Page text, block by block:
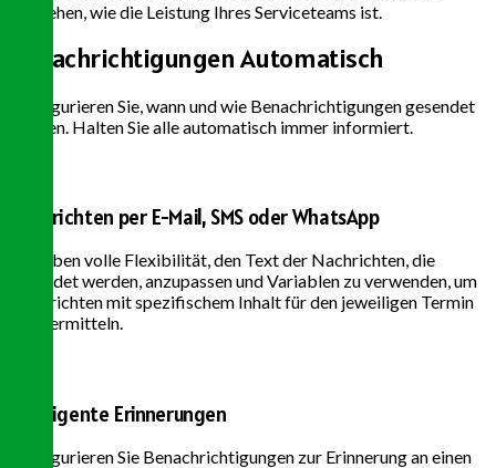
verstehen, wie die Leistung Ihres Serviceteams ist.
BenachrichtigungenAutomatisch
Konfigurieren Sie, wann und wie Benachrichtigungen gesendet
werden. Halten Sie alle automatisch immer informiert.
Nachrichten per E-Mail, SMS oder WhatsApp
Sie haben volle Flexibilität, den Text der Nachrichten, die
gesendet werden, anzupassen und Variablen zu verwenden, um
Nachrichten mit spezifischem Inhalt für den jeweiligen Termin
zu übermitteln.
Intelligente Erinnerungen
Konfigurieren Sie Benachrichtigungen zur Erinnerung an einen